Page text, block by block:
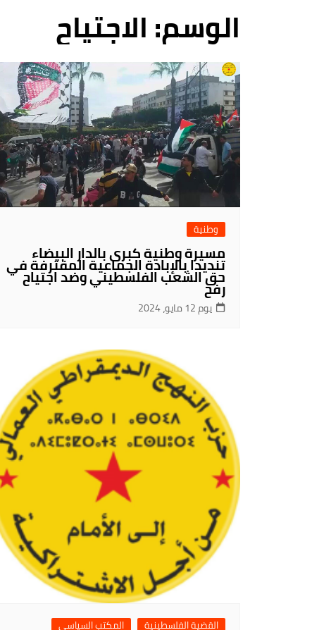
الوسم:الاجتياح
وطنية
مسيرة وطنية كبرى بالدار البيضاء
تنديدا بالإبادة الجماعية المقترفة في
حق الشعب الفلسطيني وضد اجتياح
رفح
يوم 12 مايو، 2024
القضية الفلسطينية المكتب السياسي